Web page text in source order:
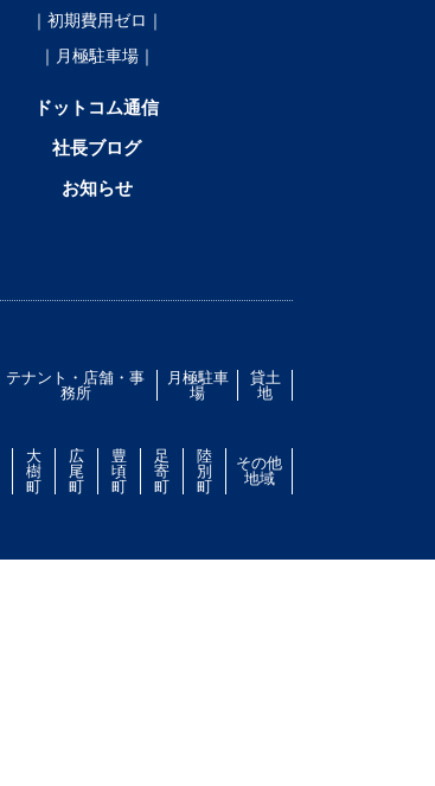
｜初期費用ゼロ｜
｜月極駐車場｜
ドットコム通信
社長ブログ
お知らせ
テナント・店舗・事
務所
月極駐車
場
貸土
地
大
樹
町
広
尾
町
豊
頃
町
足
寄
町
陸
別
町
その他
地域